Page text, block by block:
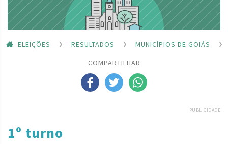
ELEIÇÕES RESULTADOS
MUNICÍPIOS DE GOIÁS
COMPARTILHAR
PUBLICIDADE
1º turno